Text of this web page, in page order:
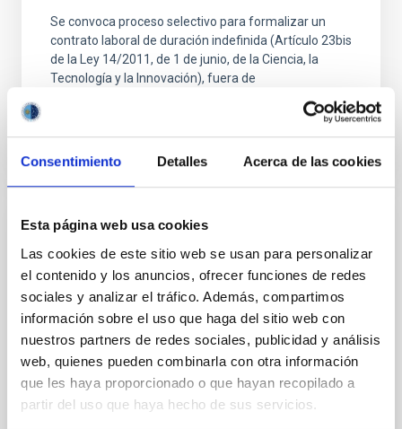
Consentimiento Detalles Acerca de las cookies
Esta página web usa cookies
Las cookies de este sitio web se usan para personalizar
el contenido y los anuncios, ofrecer funciones de redes
sociales y analizar el tráfico. Además, compartimos
información sobre el uso que haga del sitio web con
nuestros partners de redes sociales, publicidad y análisis
web, quienes pueden combinarla con otra información
que les haya proporcionado o que hayan recopilado a
partir del uso que haya hecho de sus servicios.
Se convoca proceso selectivo para formalizar un
contrato laboral de duración indefinida (Artículo 23bis
de la Ley 14/2011, de 1 de junio, de la Ciencia, la
Tecnología y la Innovación), fuera de
PERMANENT (OPEN TO PUBLIC)
UN CONTRATO - TÉCNICO/A DE TALLER -
ESPECIALIDAD MECÁNICA- FIJO
LABORAL - PS-2026-032
Se convoca proceso selectivo para el ingreso, como
personal laboral fijo, de un puesto de trabajo con la
categoría profesional de Técnico/a de Taller, acogido
al Convenio y que tendrá, entre otras